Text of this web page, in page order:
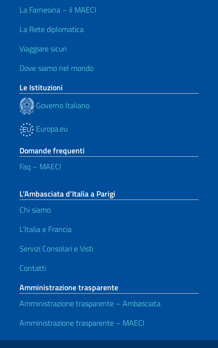
La Farnesina – il MAECI
La Rete diplomatica
Viaggiare sicuri
Dove siamo nel mondo
Le Istituzioni
Governo Italiano
Europa.eu
Domande frequenti
Faq – MAECI
L’Ambasciata d’Italia a Parigi
Chi siamo
L’Italia e Francia
Servizi Consolari e Visti
Contatti
Amministrazione trasparente
Amministrazione trasparente – Ambasciata
Amministrazione trasparente – MAECI